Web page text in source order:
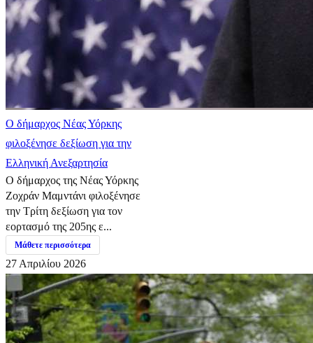
Ο δήμαρχος Νέας Υόρκης
φιλοξένησε δεξίωση για την
Ελληνική Ανεξαρτησία
Ο δήμαρχος της Νέας Υόρκης
Ζοχράν Μαμντάνι φιλοξένησε
την Τρίτη δεξίωση για τον
εορτασμό της 205ης ε...
Μάθετε περισσότερα
27 Απριλίου 2026